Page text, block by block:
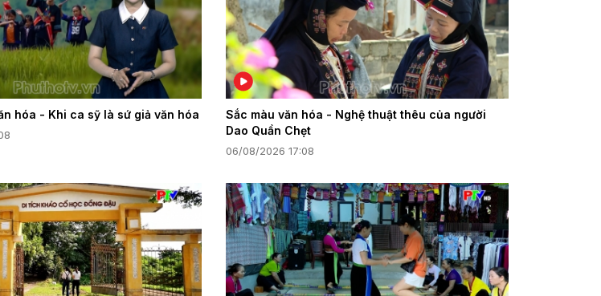
hóa - Khi ca sỹ là sứ giả văn hóa
Sắc màu văn hóa - Nghệ thuật thêu của người
Dao Quần Chẹt
06/08/2026 17:08